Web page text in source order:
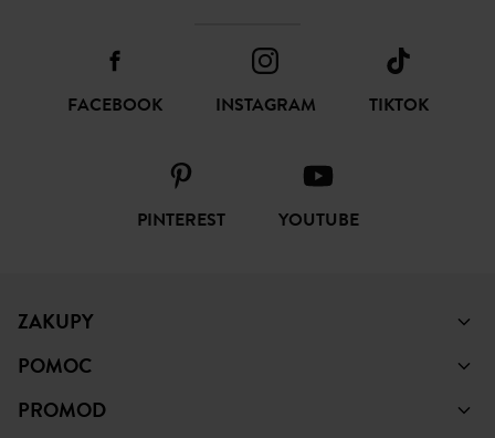
FACEBOOK INSTAGRAM TIKTOK
PINTEREST YOUTUBE
ZAKUPY
POMOC
PROMOD